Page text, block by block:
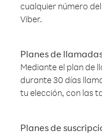
cualquier número
Viber.
Planes de
Mediante el plan de
durante 30 días
tu elección, con las
Planes de